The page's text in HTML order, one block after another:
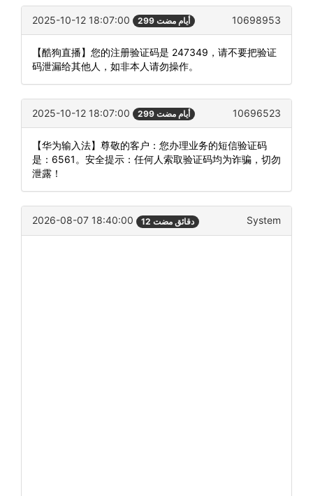
2025-10-12 18:07:00 299 أيام مضت 10698953
【酷狗直播】您的注册验证码是 247349，请不要把验证
码泄漏给其他人，如非本人请勿操作。
2025-10-12 18:07:00 299 أيام مضت 10696523
【华为输入法】尊敬的客户：您办理业务的短信验证码
是：6561。安全提示：任何人索取验证码均为诈骗，切勿
泄露！
2026-08-07 18:40:00 12 دقائق مضت System